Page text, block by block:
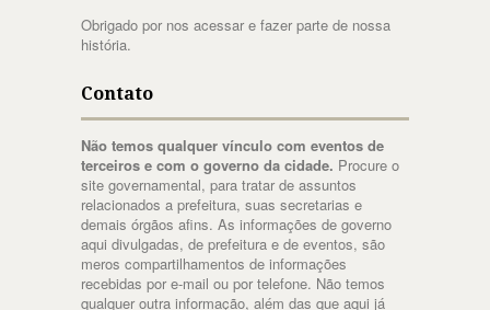
Obrigado por nos acessar e fazer parte de nossa
história.
Contato
Não temos qualquer vínculo com eventos de
terceiros e com o governo da cidade. Procure o
site governamental, para tratar de assuntos
relacionados a prefeitura, suas secretarias e
demais órgãos afins. As informações de governo
aqui divulgadas, de prefeitura e de eventos, são
meros compartilhamentos de informações
recebidas por e-mail ou por telefone. Não temos
qualquer outra informação, além das que aqui já